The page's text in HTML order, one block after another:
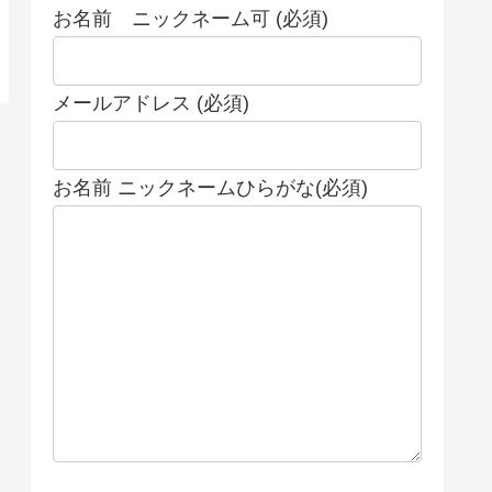
お名前 ニックネーム可 (必須)
メールアドレス (必須)
お名前 ニックネームひらがな(必須)